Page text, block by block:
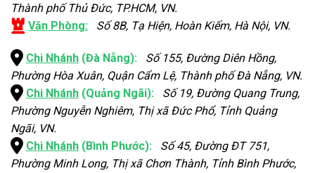
Thành phố Thủ Đức, TP.HCM, VN.
Văn Phòng: Số 8B, Tạ Hiện, Hoàn Kiếm, Hà Nội, VN.
Chi Nhánh (Đà Nẵng): Số 155, Đường Diên Hồng,
Phường Hòa Xuân, Quận Cẩm Lệ, Thành phố Đà Nẵng, VN.
Chi Nhánh (Quảng Ngãi): Số 19, Đường Quang Trung,
Phường Nguyễn Nghiêm, Thị xã Đức Phổ, Tỉnh Quảng
Ngãi, VN.
Chi Nhánh (Bình Phước): Số 45, Đường ĐT 751,
Phường Minh Long, Thị xã Chơn Thành, Tỉnh Bình Phước,